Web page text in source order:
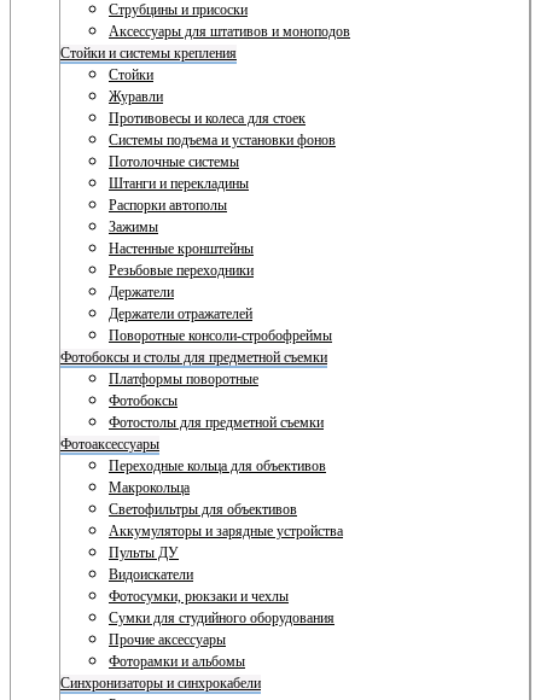
Струбцины и присоски
Аксессуары для штативов и моноподов
Стойки и системы крепления
Стойки
Журавли
Противовесы и колеса для стоек
Системы подъема и установки фонов
Потолочные системы
Штанги и перекладины
Распорки автополы
Зажимы
Настенные кронштейны
Резьбовые переходники
Держатели
Держатели отражателей
Поворотные консоли-стробофреймы
Фотобоксы и столы для предметной съемки
Платформы поворотные
Фотобоксы
Фотостолы для предметной съемки
Фотоаксессуары
Переходные кольца для объективов
Макрокольца
Светофильтры для объективов
Аккумуляторы и зарядные устройства
Пульты ДУ
Видоискатели
Фотосумки, рюкзаки и чехлы
Сумки для студийного оборудования
Прочие аксессуары
Фоторамки и альбомы
Синхронизаторы и синхрокабели